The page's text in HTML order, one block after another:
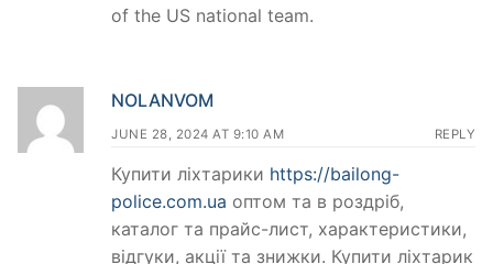
of the US national team.
NOLANVOM
JUNE 28, 2024 AT 9:10 AM REPLY
Купити ліхтарики https://bailong-
police.com.ua оптом та в роздріб,
каталог та прайс-лист, характеристики,
відгуки, акції та знижки. Купити ліхтарик